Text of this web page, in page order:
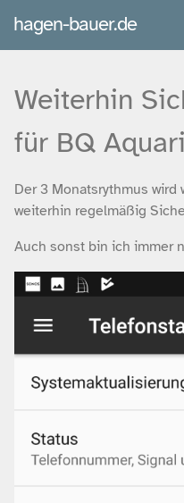
hagen-bauer.de
Weiterhin
für BQ
Der 3 Monatsrythmus
weiterhin regelmäßig
Auch sonst bin ich immer